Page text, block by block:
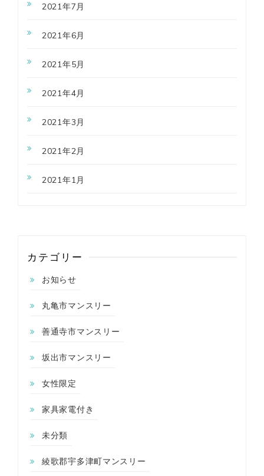
2021年7月
2021年6月
2021年5月
2021年4月
2021年3月
2021年2月
2021年1月
カテゴリー
お知らせ
丸亀市マンスリー
善通寺市マンスリー
坂出市マンスリー
女性限定
家具家電付き
未分類
綾歌郡宇多津町マンスリー